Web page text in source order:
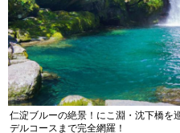
仁淀ブルーの絶景！にこ淵・沈下橋を
デルコースまで完全網羅！